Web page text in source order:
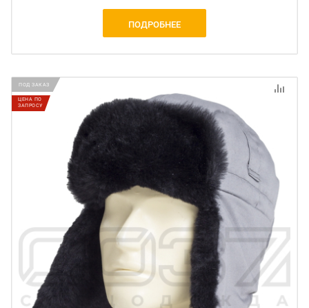
ПОДРОБНЕЕ
ПОД ЗАКАЗ
ЦЕНА ПО
ЗАПРОСУ